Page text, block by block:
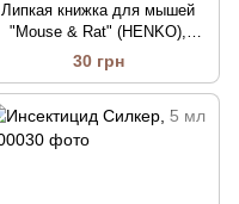
Липкая книжка для мышей
"Mouse & Rat" (HENKO),
малая
30 грн